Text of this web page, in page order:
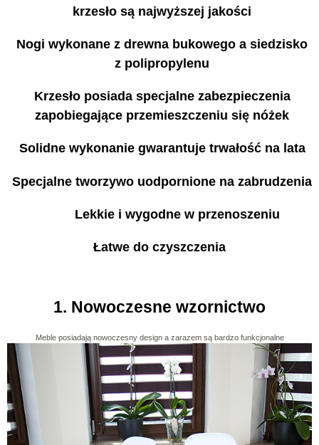
krzesło są najwyższej jakości
Nogi wykonane z drewna bukowego a siedzisko
z polipropylenu
Krzesło posiada specjalne zabezpieczenia
zapobiegające przemieszczeniu się nóżek
Solidne wykonanie gwarantuje trwałość na lata
Specjalne tworzywo uodpornione na zabrudzenia
Lekkie i wygodne w przenoszeniu
Łatwe do czyszczenia
1. Nowoczesne wzornictwo
Meble posiadają nowoczesny design a zarazem są bardzo funkcjonalne